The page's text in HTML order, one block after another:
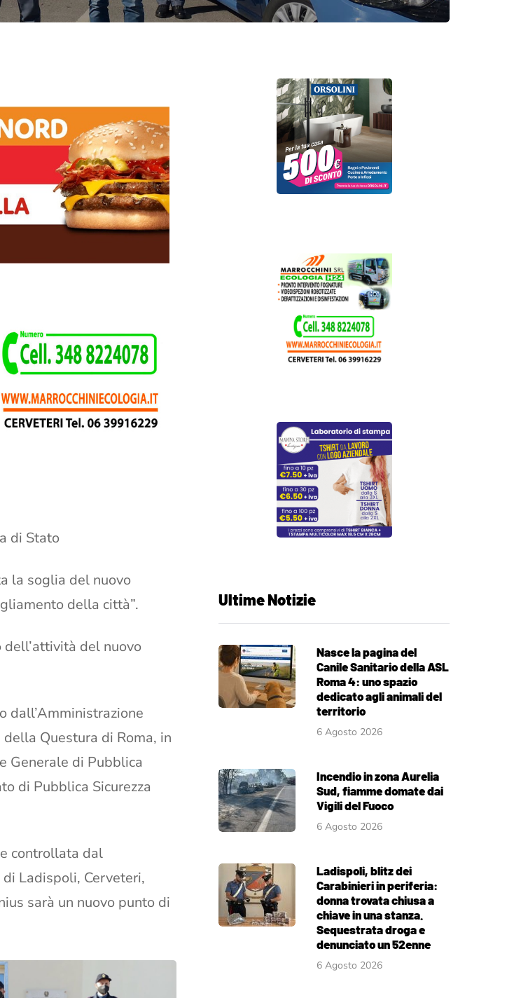
di Stato
la soglia del nuovo
della città”.
dell’attività del nuovo
dall’Amministrazione
Questura di Roma, in
Generale di Pubblica
di Pubblica Sicurezza
controllata dal
Ladispoli, Cerveteri,
sarà un nuovo punto di
Ultime Notizie
Nasce la pagina del
Canile Sanitario della ASL
Roma 4: uno spazio
dedicato agli animali del
territorio
6 Agosto 2026
Incendio in zona Aurelia
Sud, fiamme domate dai
Vigili del Fuoco
6 Agosto 2026
Ladispoli, blitz dei
Carabinieri in periferia:
donna trovata chiusa a
chiave in una stanza.
Sequestrata droga e
denunciato un 52enne
6 Agosto 2026